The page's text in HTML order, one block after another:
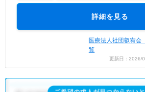
詳細を見る
医療法人社団叡宥
覧
更新日：